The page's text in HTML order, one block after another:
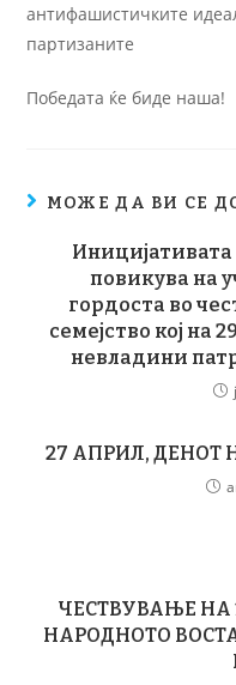
антифашистичките
партизаните
Победата ќе биде наша!
МОЖЕ ДА ВИ СЕ
повикува на
гордоста во
семејство кој на
невладини
27 АПРИЛ, ДЕНОТ
ЧЕСТВУВАЊЕ НА
НАРОДНОТО